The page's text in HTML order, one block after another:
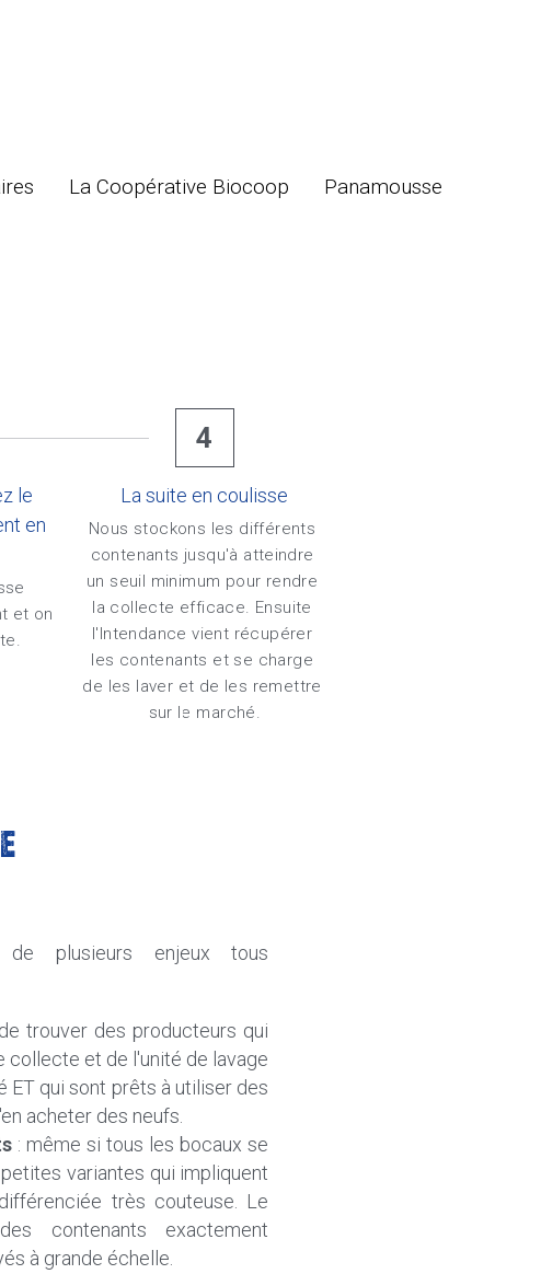
La Coopérative Biocoop Panamousse
La Coopérative Biocoop Panamousse
le
en
et on
4
La suite en coulisse
Nous stockons les différents
contenants jusqu'à atteindre
un seuil minimum pour rendre
la collecte efficace. Ensuite
l'Intendance vient récupérer
les contenants et se charge
de les laver et de les remettre
sur le marché.
plusieurs enjeux tous
trouver des producteurs qui
collecte et de l'unité de lavage
ET qui sont prêts à utiliser des
acheter des neufs.
: même si tous les bocaux se
variantes qui impliquent
très couteuse. Le
contenants exactement
à grande échelle.